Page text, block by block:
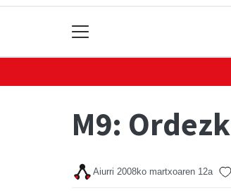
M9:
Aiurri 2008ko martxoaren 12a